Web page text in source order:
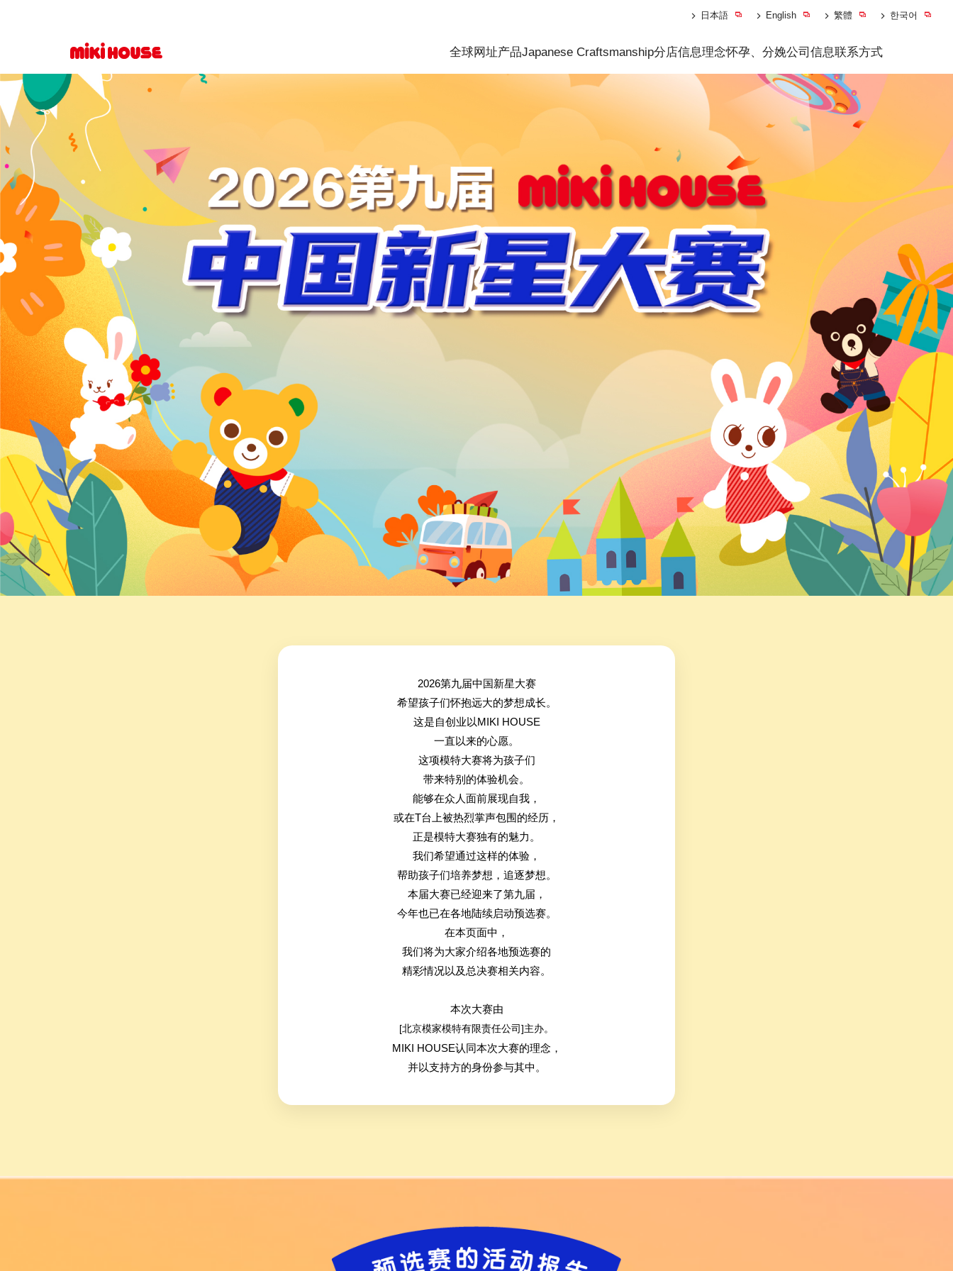
全球网址产品Japanese Craftsmanship分店信息理念怀孕、分娩公司信息联系方式
日本語 English 繁體 한국어
2026第九届中国新星大赛
希望孩子们怀抱远大的梦想成长。
这是自创业以MIKI HOUSE
一直以来的心愿。
这项模特大赛将为孩子们
带来特别的体验机会。
能够在众人面前展现自我，
或在T台上被热烈掌声包围的经历，
正是模特大赛独有的魅力。
我们希望通过这样的体验，
帮助孩子们培养梦想，追逐梦想。
本届大赛已经迎来了第九届，
今年也已在各地陆续启动预选赛。
在本页面中，
我们将为大家介绍各地预选赛的
精彩情况以及总决赛相关内容。
本次大赛由
[北京模家模特有限责任公司]主办。
MIKI HOUSE认同本次大赛的理念，
并以支持方的身份参与其中。